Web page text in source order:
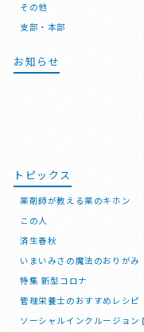
その他
支部・本部
お知らせ
トピックス
薬剤師が教える薬のキホン
この人
済生春秋
いまいみさの魔法のおりがみ
特集 新型コロナ
管理栄養士のおすすめレシピ
ソーシャルインクルージョン